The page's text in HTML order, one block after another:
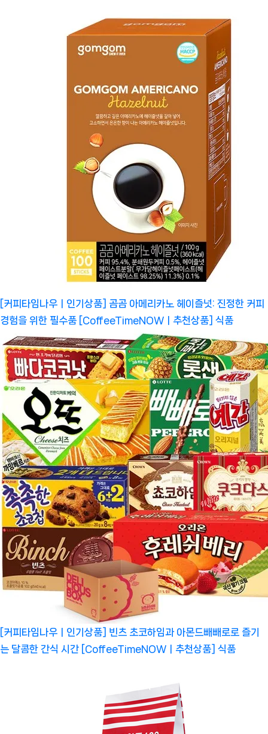
[커피타임나우ㅣ인기상품] 곰곰 아메리카노 헤이즐넛: 진정한 커피
경험을 위한 필수품 [CoffeeTimeNOWㅣ추천상품] 식품
[커피타임나우ㅣ인기상품] 빈츠 초코하임과 아몬드빼빼로로 즐기
는 달콤한 간식 시간 [CoffeeTimeNOWㅣ추천상품] 식품